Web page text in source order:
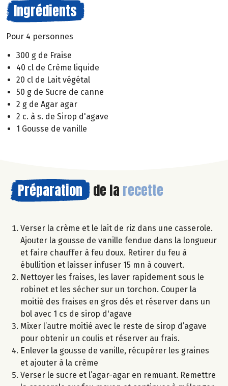
Ingrédients
Pour 4 personnes
300 g de Fraise
40 cl de Crème liquide
20 cl de Lait végétal
50 g de Sucre de canne
2 g de Agar agar
2 c. à s. de Sirop d'agave
1 Gousse de vanille
Préparation de la recette
Verser la crème et le lait de riz dans une casserole.
Ajouter la gousse de vanille fendue dans la longueur
et faire chauffer à feu doux. Retirer du feu à
ébullition et laisser infuser 15 mn à couvert.
Nettoyer les fraises, les laver rapidement sous le
robinet et les sécher sur un torchon. Couper la
moitié des fraises en gros dés et réserver dans un
bol avec 1 cs de sirop d'agave
Mixer l’autre moitié avec le reste de sirop d’agave
pour obtenir un coulis et réserver au frais.
Enlever la gousse de vanille, récupérer les graines
et ajouter à la crème
Verser le sucre et l’agar-agar en remuant. Remettre